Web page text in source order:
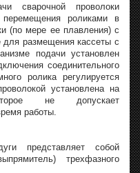
сварочной проволоки
перемещения роликами в
(по мере ее плавления) с
размещения кассеты с
подачи установлен
соединительного
ролика регулируется
установлена на
не допускает
работы.
представляет собой
трехфазного